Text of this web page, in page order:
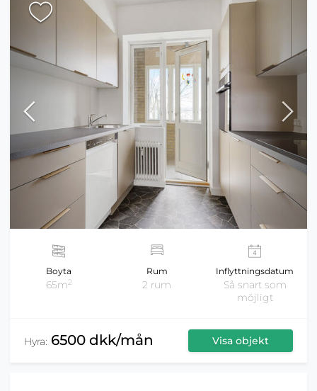
Boyta
65m2
Rum
2 rum
Inflyttningsdatum
Så snart som
möjligt
Hyra: 6500 dkk/mån Visa objekt